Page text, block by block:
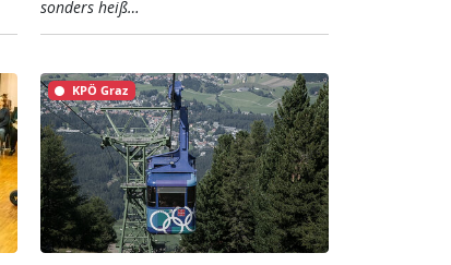
son­ders heiß…
KPÖ Graz